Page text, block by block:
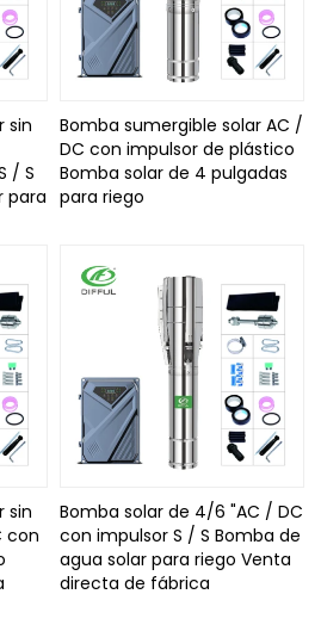
sin
/ S
para
Bomba sumergible solar AC /
DC con impulsor de plástico
Bomba solar de 4 pulgadas
para riego
sin
con
Bomba solar de 4/6 "AC / DC
con impulsor S / S Bomba de
agua solar para riego Venta
directa de fábrica